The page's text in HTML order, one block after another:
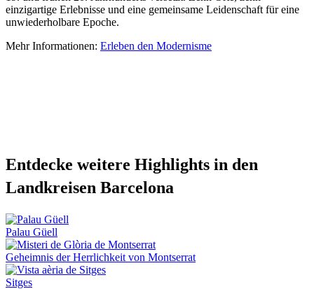
einzigartige Erlebnisse und eine gemeinsame Leidenschaft für eine
unwiederholbare Epoche.
Mehr Informationen: Erleben den Modernisme
Entdecke weitere Highlights in den
Landkreisen Barcelona
Palau Güell
Geheimnis der Herrlichkeit von Montserrat
Sitges